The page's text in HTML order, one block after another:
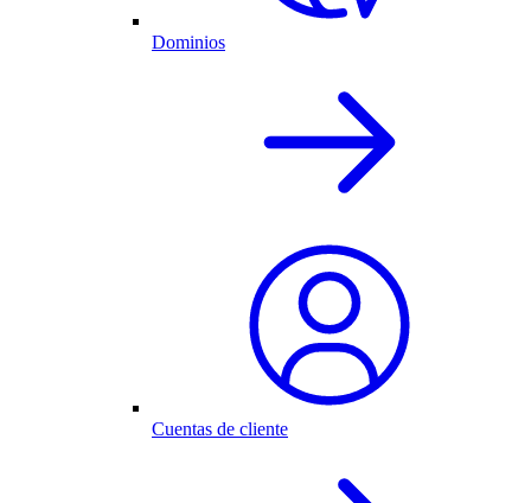
Dominios
Cuentas de cliente